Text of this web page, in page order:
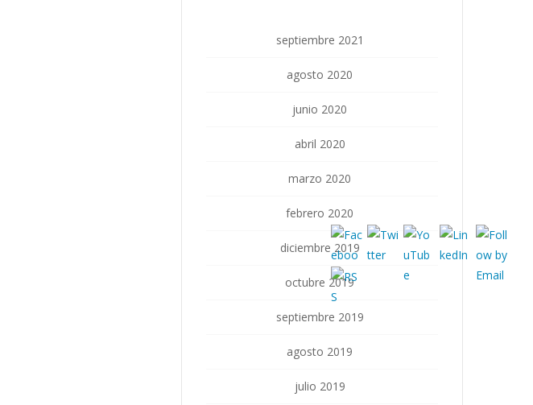
septiembre 2021
agosto 2020
junio 2020
abril 2020
marzo 2020
febrero 2020
diciembre 2019
octubre 2019
septiembre 2019
agosto 2019
julio 2019